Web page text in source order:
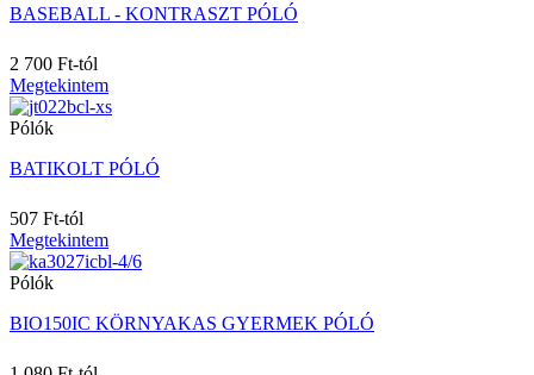
30
30-R
30X30
30X50
32-L
34
34-L
35/38
36-L
BASEBALL - KONTRASZT PÓLÓ
2 700 Ft-tól
Megtekintem
Pólók
BATIKOLT PÓLÓ
507 Ft-tól
Megtekintem
Pólók
BIO150IC KÖRNYAKAS GYERMEK PÓLÓ